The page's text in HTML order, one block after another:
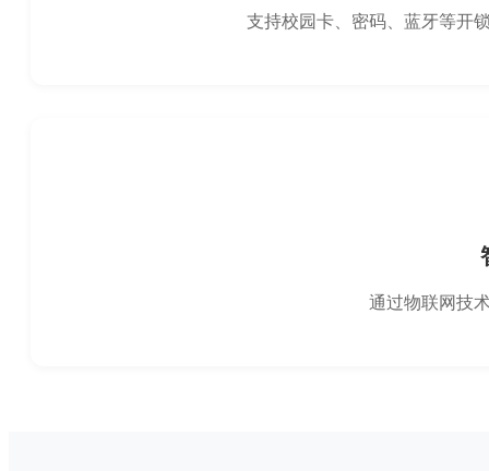
支持校园卡、密码、蓝牙等开
通过物联网技